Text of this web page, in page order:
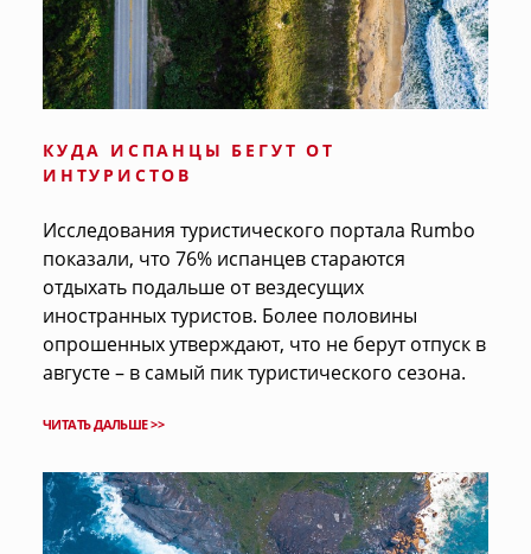
КУДА ИСПАНЦЫ БЕГУТ ОТ
ИНТУРИСТОВ
Исследования туристического портала Rumbo
показали, что 76% испанцев стараются
отдыхать подальше от вездесущих
иностранных туристов. Более половины
опрошенных утверждают, что не берут отпуск в
августе – в самый пик туристического сезона.
ЧИТАТЬ ДАЛЬШЕ >>